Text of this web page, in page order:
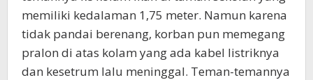
memiliki kedalaman 1,75 meter. Namun karena
tidak pandai berenang, korban pun memegang
pralon di atas kolam yang ada kabel listriknya
dan kesetrum lalu meninggal. Teman-temannya